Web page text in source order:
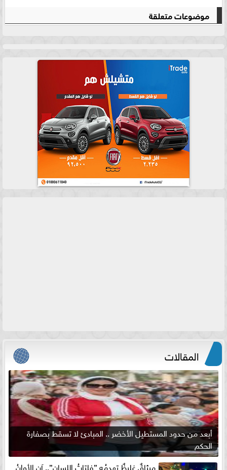
موضوعات متعلقة
المقالات
أبعد من حدود المستطيل الأخضر .. المبادئ لا تسقط بصفارة
الحكم
ميثاقٌ غليظٌ تهدمُه ”فلتاتُ اللسان”.. آن الأوانُ